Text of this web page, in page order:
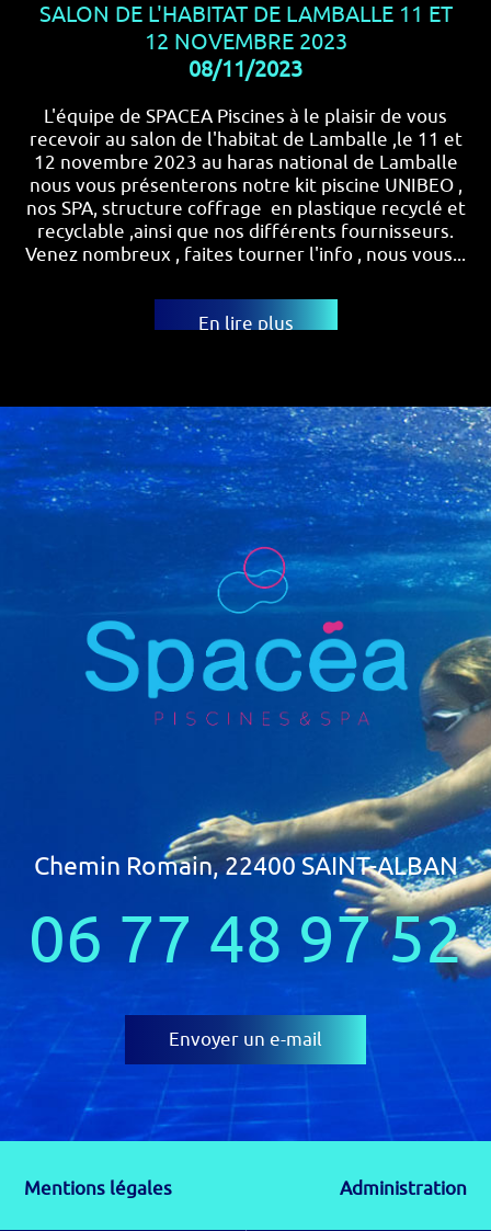
MEMBRANE ARMÉE
08/11/2023
changement de votre liner pour une membranne
armée. N'hésitez pas à nous contacter pour un
devis détaillé au 0677489752 ou directement par
le formulaire contact du site. Bonne journée
En lire plus
SALON DE L'HABITAT DE LAMBALLE 11 ET
12 NOVEMBRE 2023
08/11/2023
L'équipe de SPACEA Piscines à le plaisir de vous
recevoir au salon de l'habitat de Lamballe ,le 11 et
12 novembre 2023 au haras national de Lamballe
nous vous présenterons notre kit piscine UNIBEO ,
nos SPA, structure coffrage en plastique recyclé et
recyclable ,ainsi que nos différents fournisseurs.
Venez nombreux , faites tourner l'info , nous vous...
En lire plus
Chemin Romain, 22400 SAINT-ALBAN
06 77 48 97 52
Envoyer un e-mail
Mentions légales Administration